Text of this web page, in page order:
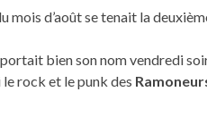
mois d’août se tenait la
bien son nom vendredi
le rock et le punk des